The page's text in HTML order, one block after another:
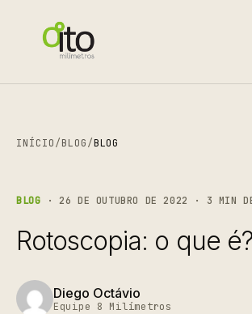
INÍCIO/BLOG/BLOG
BLOG · 26 DE OUTUBRO DE 2022 · 3 MIN
Rotoscopia: o que é?
Diego Octávio
Equipe 8 Milímetros